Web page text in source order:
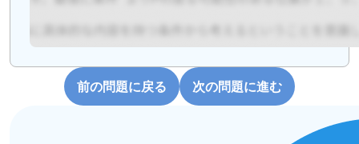
前の問題に戻る 次の問題に進む